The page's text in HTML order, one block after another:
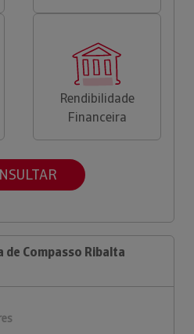
Rendibilidade
Financeira
Compasso Ribalta